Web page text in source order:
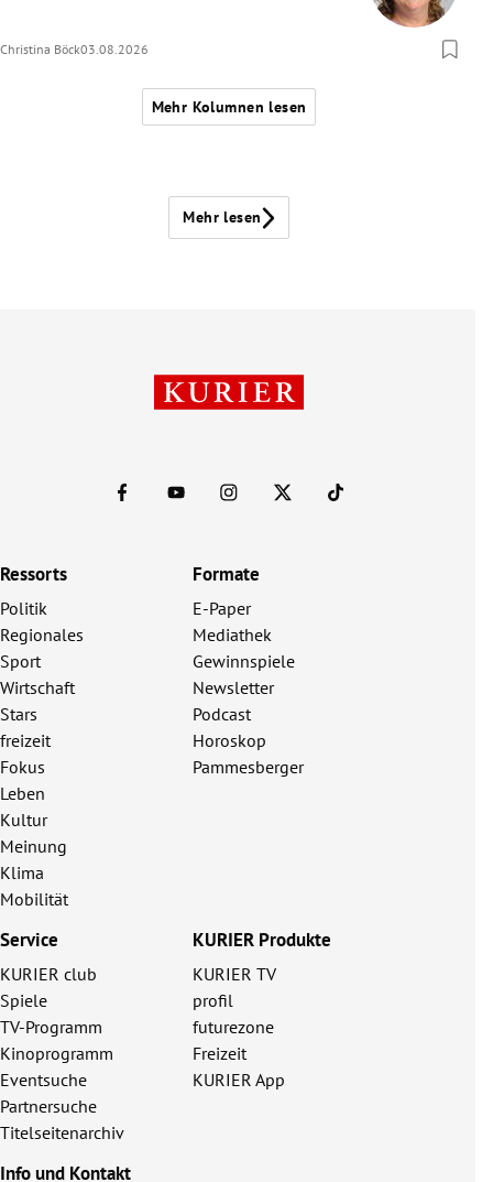
Christina Böck03.08.2026
Mehr Kolumnen lesen
Mehr lesen
Ressorts
Politik
Regionales
Sport
Wirtschaft
Stars
freizeit
Fokus
Leben
Kultur
Meinung
Klima
Mobilität
Formate
E-Paper
Mediathek
Gewinnspiele
Newsletter
Podcast
Horoskop
Pammesberger
Service
KURIER club
Spiele
TV-Programm
Kinoprogramm
Eventsuche
Partnersuche
Titelseitenarchiv
KURIER Produkte
KURIER TV
profil
futurezone
Freizeit
KURIER App
Info und Kontakt